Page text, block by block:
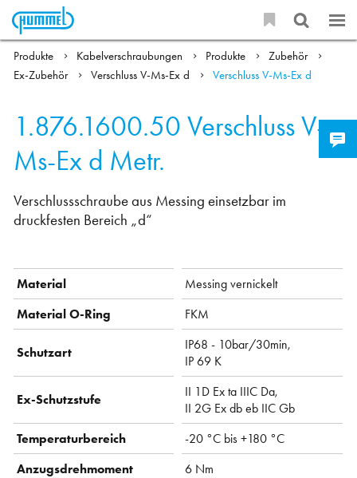
Produkte Kabelverschraubungen Produkte
Zubehör
Ex-Zubehör
Verschluss V-Ms-Ex d Verschluss V-Ms-Ex d
1.876.1600.50Verschluss V-
Ms-Ex d Metr.
Verschlussschraube aus Messing einsetzbar im
druckfesten Bereich „d“
Material
Messing vernickelt
Material O-Ring
FKM
Schutzart
IP68 - 10bar/30min,
IP 69 K
Ex-Schutzstufe
II 1D Ex ta IIIC Da,
II 2G Ex db eb IIC Gb
Temperaturbereich
-20 °C bis +180 °C
Anzugsdrehmoment
6 Nm